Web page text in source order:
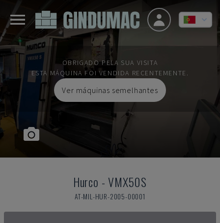
OBRIGADO PELA SUA VISITA
ESTA MÁQUINA FOI VENDIDA RECENTEMENTE.
Ver máquinas semelhantes
Hurco -VMX50S
AT-MIL-HUR-2005-00001